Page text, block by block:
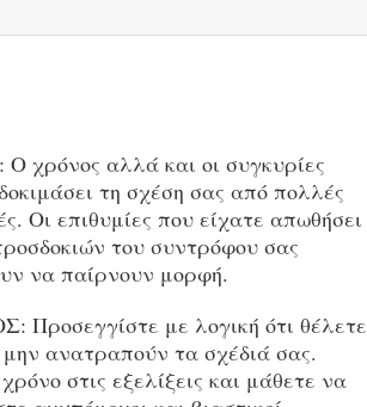
Ο χρόνος αλλά και οι συγκυρίες
τη σχέση σας από πολλές
Οι επιθυμίες που είχατε απωθήσει
του συντρόφου σας
να παίρνουν μορφή.
Προσεγγίστε με λογική ότι θέλετε
ανατραπούν τα σχέδιά σας.
στις εξελίξεις και μάθετε να